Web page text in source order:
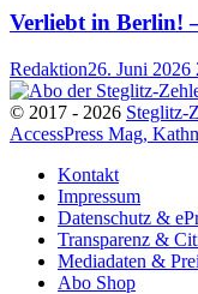
Verliebt in Berlin!
Redaktion26. Juni 2026
© 2017 - 2026 Steglitz-
AccessPress Mag,
Kontakt
Impressum
Datenschutz &
Transparenz &
Mediadaten &
Abo Shop